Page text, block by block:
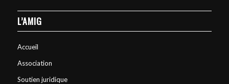
L’AMIG
Accueil
Association
Soutien juridique